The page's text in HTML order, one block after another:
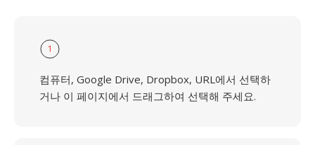
1
컴퓨터, Google Drive, Dropbox, URL에서 선택하
거나 이 페이지에서 드래그하여 선택해 주세요.